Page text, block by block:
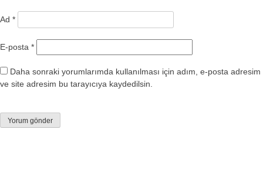
Ad *
E-posta *
Daha sonraki yorumlarımda kullanılması için adım, e-posta adresim
ve site adresim bu tarayıcıya kaydedilsin.